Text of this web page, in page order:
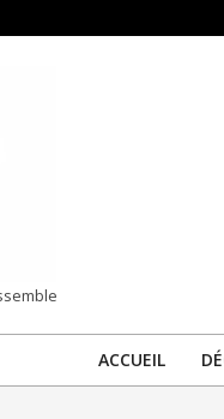
ACCUEIL